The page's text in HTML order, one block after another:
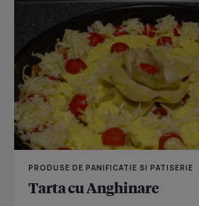
PRODUSE DE PANIFICATIE SI PATISERIE
Tarta cu Anghinare